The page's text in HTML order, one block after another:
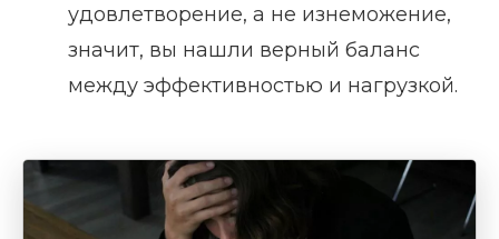
удовлетворение, а не изнеможение,
значит, вы нашли верный баланс
между эффективностью и нагрузкой.